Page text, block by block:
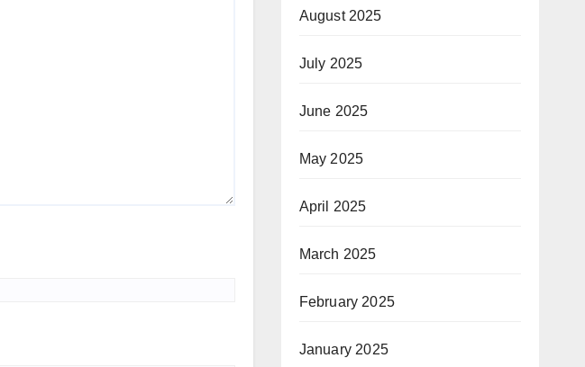
August 2025
July 2025
June 2025
May 2025
April 2025
March 2025
February 2025
January 2025